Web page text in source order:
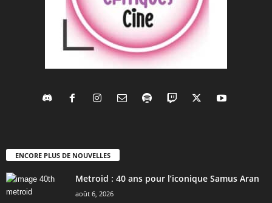
ENCORE PLUS DE NOUVELLES
Metroid : 40 ans pour l’iconique Samus Aran
août 6, 2026